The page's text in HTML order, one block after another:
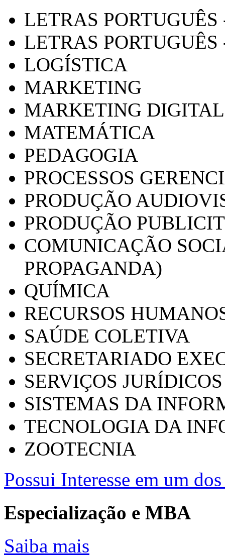
LETRAS
LETRAS PORTUGUÊS
LOGÍSTICA
MARKETING
MARKETING DIGITAL
MATEMÁTICA
PEDAGOGIA
PROCESSOS
PRODUÇÃO
PRODUÇÃO
COMUNICAÇÃO
PROPAGANDA)
QUÍMICA
RECURSOS
SAÚDE COLETIVA
SECRETARIADO
SERVIÇOS
SISTEMAS DA
TECNOLOGIA DA
ZOOTECNIA
Possui Interesse em um
Especialização e MBA
Saiba mais